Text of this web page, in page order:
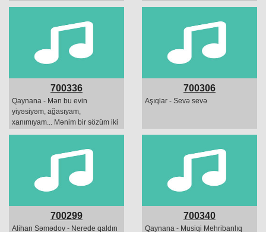
günüdü
700336
Qaynana - Mən bu evin
yiyəsiyəm, ağasıyam,
xanımıyam... Mənim bir sözüm iki
olmamalıdır!
700306
Aşıqlar - Sevə sevə
700299
Alihan Səmədov - Nerede qaldın
700340
Qaynana - Musiqi Mehribanlıq